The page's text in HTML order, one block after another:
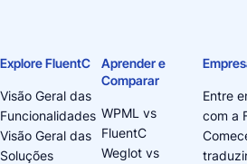
Explore FluentC
Visão Geral das
Funcionalidades
Visão Geral das
Soluções
Aprender e
Comparar
WPML vs
FluentC
Weglot vs
Entre
com a